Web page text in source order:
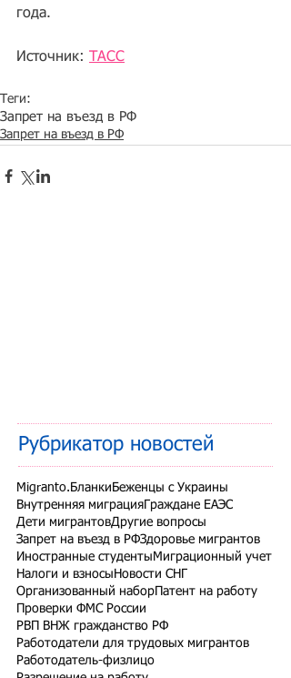
года.
Источник: ТАСС
Теги:
Запрет на въезд в РФ
Запрет на въезд в РФ
Рубрикатор новостей
Migranto.Бланки Беженцы с Украины
Внутренняя миграция Граждане ЕАЭС
Дети мигрантовДругие вопросы
Запрет на въезд в РФЗдоровье мигрантов
Иностранные студенты Миграционный учет
Налоги и взносы Новости СНГ
Организованный набор Патент на работу
Проверки ФМС России
РВП ВНЖ гражданство РФ
Работодатели для трудовых мигрантов
Работодатель-физлицо